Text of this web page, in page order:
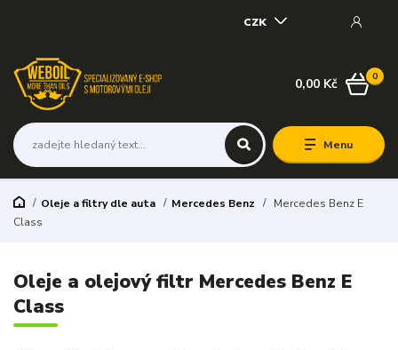
Menu
CZK
0
0,00 Kč
Oleje a filtry dle auta Mercedes Benz
Mercedes Benz E
Class
Oleje a olejový filtr Mercedes Benz E
Class